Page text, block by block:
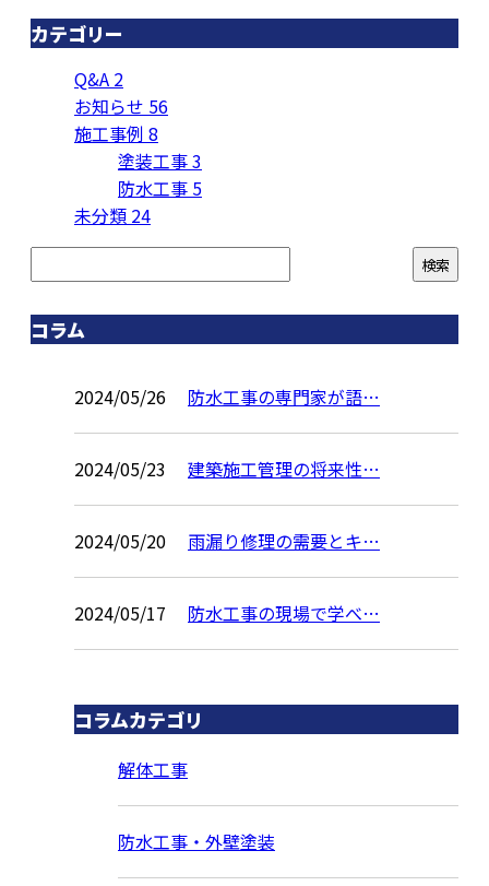
カテゴリー
Q&A 2
お知らせ 56
施工事例 8
塗装工事3
防水工事 5
未分類 24
コラム
2024/05/26 防水工事の専門家が語…
2024/05/23 建築施工管理の将来性…
2024/05/20 雨漏り修理の需要とキ…
2024/05/17 防水工事の現場で学べ…
コラムカテゴリ
解体工事
防水工事・外壁塗装